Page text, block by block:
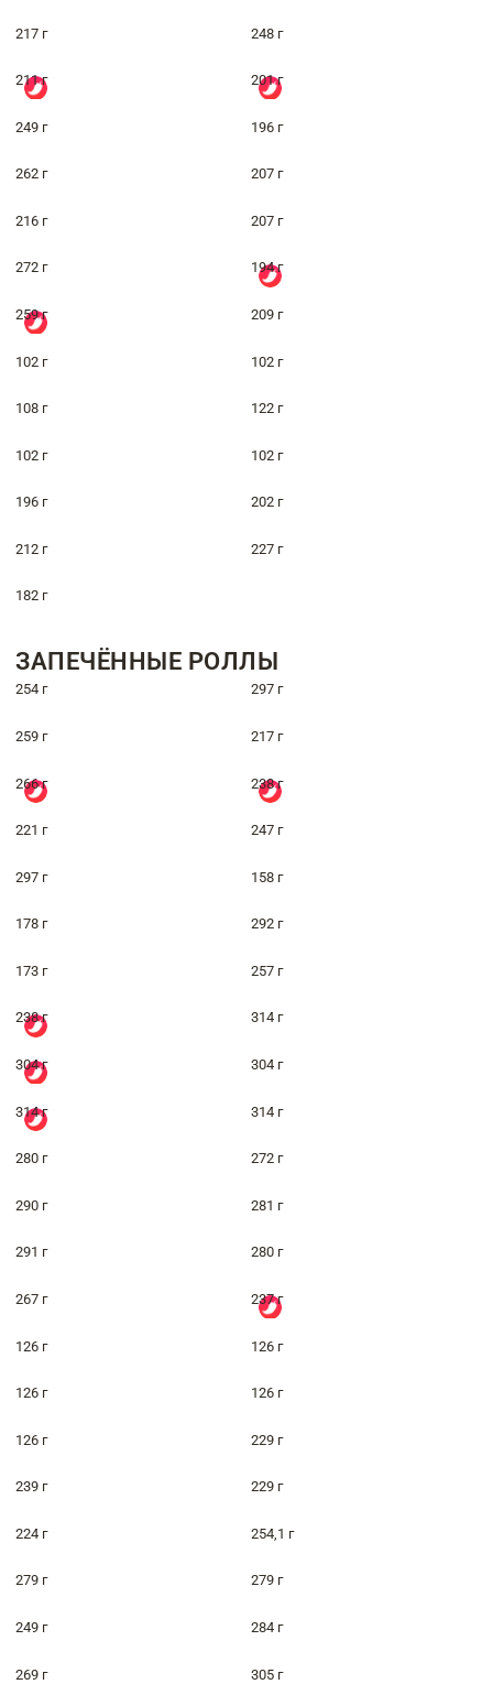
217 г 248 г
211 г 201 г
249 г 196 г
262 г 207 г
216 г 207 г
272 г 194 г
259 г 209 г
102 г 102 г
108 г 122 г
102 г 102 г
196 г 202 г
212 г 227 г
182 г
ЗАПЕЧЁННЫЕ РОЛЛЫ
254 г 297 г
259 г 217 г
266 г 238 г
221 г 247 г
297 г 158 г
178 г 292 г
173 г 257 г
238 г 314 г
304 г 304 г
314 г 314 г
280 г 272 г
290 г 281 г
291 г 280 г
267 г 237 г
126 г 126 г
126 г 126 г
126 г 229 г
239 г 229 г
224 г 254,1 г
279 г 279 г
249 г 284 г
269 г 305 г